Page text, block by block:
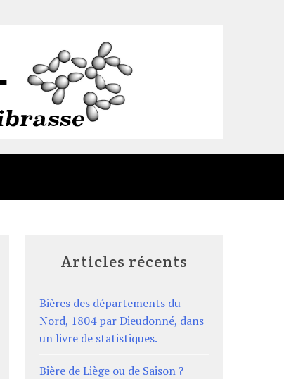
Articles récents
Bières des départements du
Nord, 1804 par Dieudonné, dans
un livre de statistiques.
Bière de Liège ou de Saison ?